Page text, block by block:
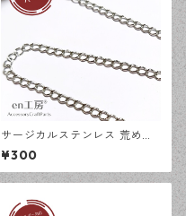
サージカルステンレス 荒め小
豆チェーン 4×3ｍｍ シルバー
50cm アジャスターチェーン
アレルギー対応 ハンドメイド
¥300